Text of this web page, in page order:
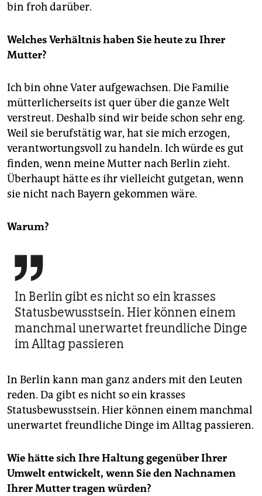
bin froh darüber.
Welches Verhältnis haben Sie heute zu Ihrer
Mutter?
Ich bin ohne Vater aufgewachsen. Die Familie
mütterlicherseits ist quer über die ganze Welt
verstreut. Deshalb sind wir beide schon sehr eng.
Weil sie berufstätig war, hat sie mich erzogen,
verantwortungsvoll zu handeln. Ich würde es gut
finden, wenn meine Mutter nach Berlin zieht.
Überhaupt hätte es ihr vielleicht gutgetan, wenn
sie nicht nach Bayern gekommen wäre.
Warum?

In Berlin gibt es nicht so ein krasses
Status­bewusstsein. Hier können einem
manchmal unerwartet freundliche Dinge
im Alltag passieren
In Berlin kann man ganz anders mit den Leuten
reden. Da gibt es nicht so ein krasses
Statusbewusstsein. Hier können einem manchmal
unerwartet freundliche Dinge im Alltag passieren.
Wie hätte sich Ihre Haltung gegenüber Ihrer
Umwelt entwickelt, wenn Sie den Nachnamen
Ihrer Mutter tragen würden?